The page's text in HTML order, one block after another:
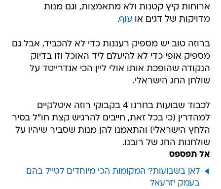
ארוחות קיץ קטנות ולא מתאמצות, וגם מנות
מדויקות של דגים או עוף.
ברוזה טוב יש מספיק רעננות כדי לא להכביד, אבל גם
מספיק אופי כדי לא להיעלם ליד האוכל וזו בדיוק
הנקודה שהופכת אותו אולי ליין הכי אנדרייטד על
שולחן החג הישראלי.
לכבוד שבועות בחרנו 4 בקבוקי רוזה איטלקיים
למהדרין (כי בכל זאת, חייבים להרגיש קצת חו"ל בסיר
הלחץ הישראלי) והתאמנו להן מנות שסביר שיהיו על
שולחנות החג של רובנו.
אל תפספס
לאן בשבועות? המקומות הכי מיוחדים לטייל בהם
בעמק יזרעאל